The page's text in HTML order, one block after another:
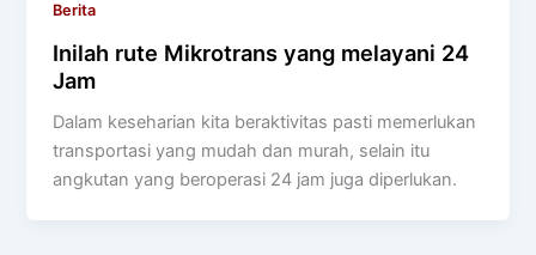
Berita
Inilah rute Mikrotrans yang melayani 24
Jam
Dalam keseharian kita beraktivitas pasti memerlukan
transportasi yang mudah dan murah, selain itu
angkutan yang beroperasi 24 jam juga diperlukan.